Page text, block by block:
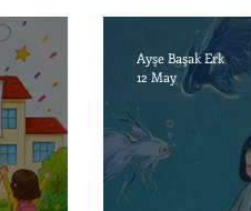
Ayşe Başak Erk
12 May